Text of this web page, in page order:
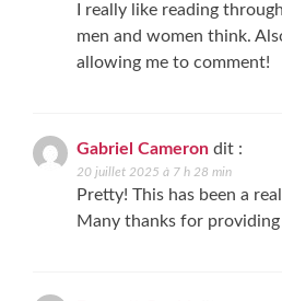
I really like reading
men and women think.
allowing me to comment!
Gabriel Cameron dit :
20 juillet 2025 à 7 h 28 min
Pretty! This has been a
Many thanks for providing